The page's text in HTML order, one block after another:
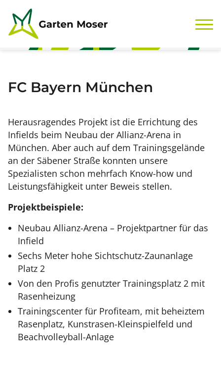
Zum Inhalt springen
FC Bayern München
Herausragendes Projekt ist die Errichtung des
Infields beim Neubau der Allianz-Arena in
München. Aber auch auf dem Trainingsgelände
an der Säbener Straße konnten unsere
Spezialisten schon mehrfach Know-how und
Leistungsfähigkeit unter Beweis stellen.
Projektbeispiele:
Neubau Allianz-Arena – Projektpartner für das
Infield
Sechs Meter hohe Sichtschutz-Zaunanlage
Platz 2
Von den Profis genutzter Trainingsplatz 2 mit
Rasenheizung
Trainingscenter für Profiteam, mit beheiztem
Rasenplatz, Kunstrasen-Kleinspielfeld und
Beachvolleyball-Anlage